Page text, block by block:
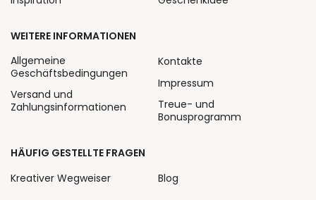
WEITERE INFORMATIONEN
Allgemeine
Geschäftsbedingungen
Versand und
Zahlungsinformationen
Kontakte
Impressum
Treue- und
Bonusprogramm
HÄUFIG GESTELLTE FRAGEN
Kreativer Wegweiser
Blog